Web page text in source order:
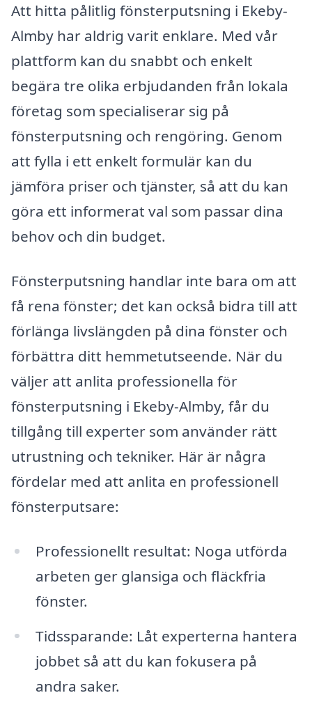
Att hitta pålitlig fönsterputsning i Ekeby-
Almby har aldrig varit enklare. Med vår
plattform kan du snabbt och enkelt
begära tre olika erbjudanden från lokala
företag som specialiserar sig på
fönsterputsning och rengöring. Genom
att fylla i ett enkelt formulär kan du
jämföra priser och tjänster, så att du kan
göra ett informerat val som passar dina
behov och din budget.
Fönsterputsning handlar inte bara om att
få rena fönster; det kan också bidra till att
förlänga livslängden på dina fönster och
förbättra ditt hemmetutseende. När du
väljer att anlita professionella för
fönsterputsning i Ekeby-Almby, får du
tillgång till experter som använder rätt
utrustning och tekniker. Här är några
fördelar med att anlita en professionell
fönsterputsare:
Professionellt resultat: Noga utförda
arbeten ger glansiga och fläckfria
fönster.
Tidssparande: Låt experterna hantera
jobbet så att du kan fokusera på
andra saker.